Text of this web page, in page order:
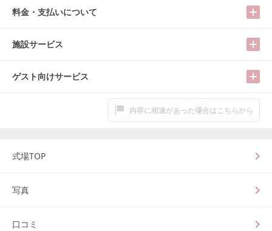
料金・支払いについて
施設サービス
ゲスト向けサービス
内容に相違があった場合はこちらから
式場TOP
写真
口コミ